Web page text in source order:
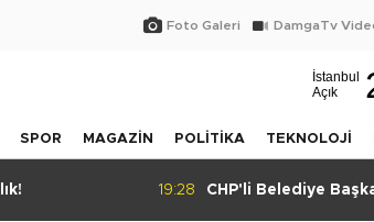
Foto Galeri DamgaTv
İstanbul
Açık
SPOR MAGAZİN POLİTİKA TEKNOLOJİ
19:28
CHP'li Belediye Başkanı